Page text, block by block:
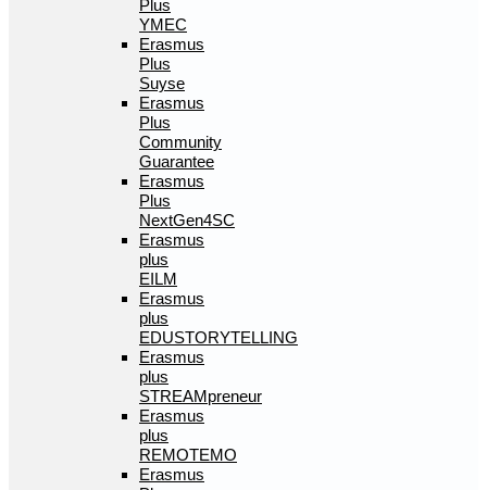
Plus
YMEC
Erasmus
Plus
Suyse
Erasmus
Plus
Community
Guarantee
Erasmus
Plus
NextGen4SC
Erasmus
plus
EILM
Erasmus
plus
EDUSTORYTELLING
Erasmus
plus
STREAMpreneur
Erasmus
plus
REMOTEMO
Erasmus